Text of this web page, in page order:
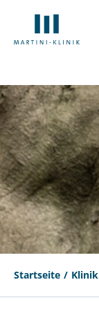
Startseite Klinik